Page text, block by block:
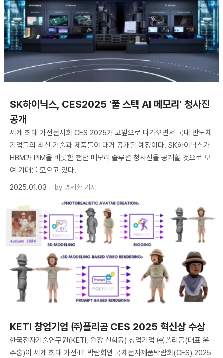
​SK하이닉스, CES2025 ‘풀 스택 AI 메모리’ 청사진
공개
세계 최대 가전전시회 CES 2025가 코앞으로 다가오면서 국내 반도체
기업들의 최신 기술과 제품들이 대거 공개될 예정이다. SK하이닉스가
HBM과 PIM을 비롯한 첨단 메모리 솔루션 청사진을 공개할 것으로 보
여 기대를 모으고 있다.
2025.01.03
by 명세환 기자
KETI 창업기업 ㈜폴리곰 CES 2025 혁신상 수상
한국전자기술연구원(KETI, 원장 신희동) 창업기업 ㈜폴리곰(대표 윤
주홍)이 세계 최대 가전·IT 박람회인 국제전자제품박람회(CES) 2025